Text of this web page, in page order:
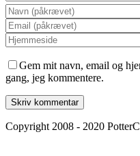
Gem mit navn, email og
gang, jeg kommentere.
Copyright 2008 - 2020